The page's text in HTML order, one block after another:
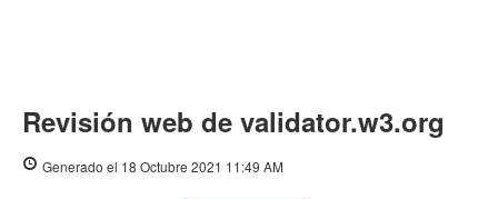
Revisión web de validator.w3.org
Generado el 18 Octubre 2021 11:49 AM